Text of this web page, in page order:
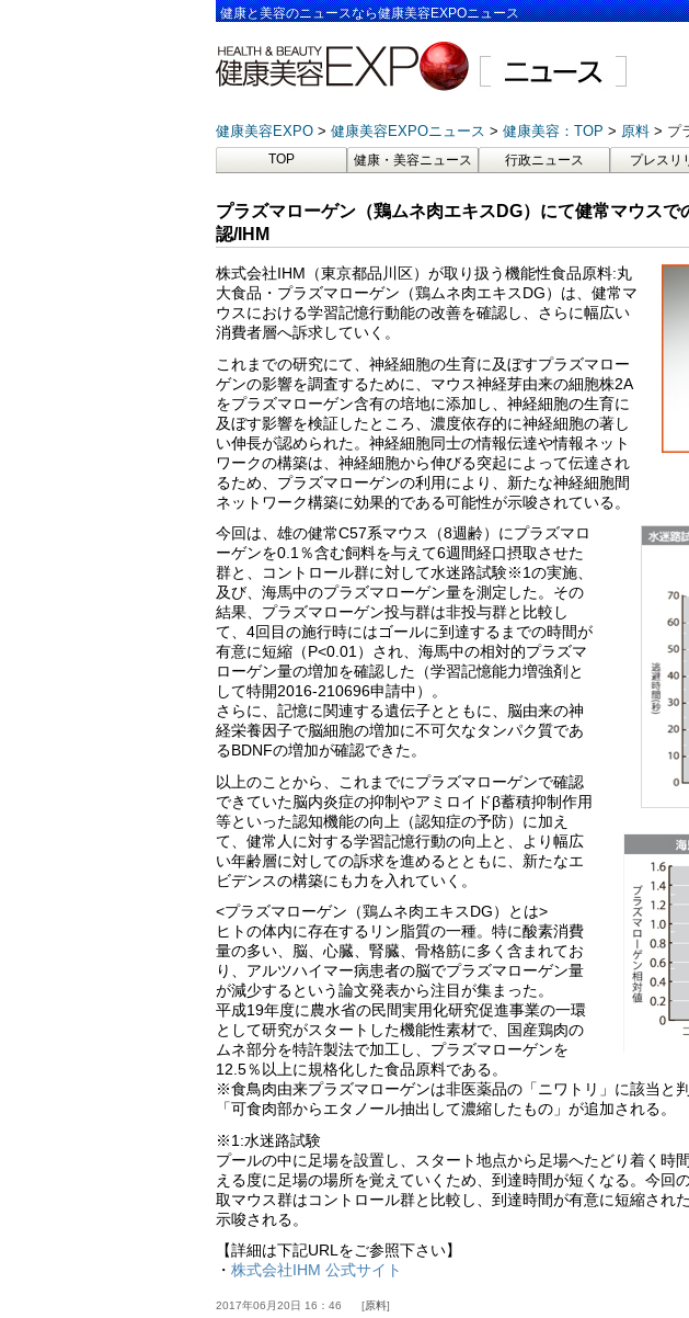
健康と美容のニュースなら健康美容EXPOニュース
健康美容EXPO 健康美容EXPOニュース 健康美容：TOP 原料 プ
TOP 健康・美容ニュース 行政ニュース プレスリ
プラズマローゲン（鶏ムネ肉エキスDG）にて健常マウスで
認/IHM
株式会社IHM（東京都品川区）が取り扱う機能性食品原料:丸
大食品・プラズマローゲン（鶏ムネ肉エキスDG）は、健常マ
ウスにおける学習記憶行動能の改善を確認し、さらに幅広い
消費者層へ訴求していく。
これまでの研究にて、神経細胞の生育に及ぼすプラズマロー
ゲンの影響を調査するために、マウス神経芽由来の細胞株2A
をプラズマローゲン含有の培地に添加し、神経細胞の生育に
及ぼす影響を検証したところ、濃度依存的に神経細胞の著し
い伸長が認められた。神経細胞同士の情報伝達や情報ネット
ワークの構築は、神経細胞から伸びる突起によって伝達され
るため、プラズマローゲンの利用により、新たな神経細胞間
ネットワーク構築に効果的である可能性が示唆されている。
今回は、雄の健常C57系マウス（8週齢）にプラズマロ
ーゲンを0.1％含む飼料を与えて6週間経口摂取させた
群と、コントロール群に対して水迷路試験※1の実施、
及び、海馬中のプラズマローゲン量を測定した。その
結果、プラズマローゲン投与群は非投与群と比較し
て、4回目の施行時にはゴールに到達するまでの時間が
有意に短縮（P<0.01）され、海馬中の相対的プラズマ
ローゲン量の増加を確認した（学習記憶能力増強剤と
して特開2016-210696申請中）。
さらに、記憶に関連する遺伝子とともに、脳由来の神
経栄養因子で脳細胞の増加に不可欠なタンパク質であ
るBDNFの増加が確認できた。
以上のことから、これまでにプラズマローゲンで確認
できていた脳内炎症の抑制やアミロイドβ蓄積抑制作用
等といった認知機能の向上（認知症の予防）に加え
て、健常人に対する学習記憶行動の向上と、より幅広
い年齢層に対しての訴求を進めるとともに、新たなエ
ビデンスの構築にも力を入れていく。
<プラズマローゲン（鶏ムネ肉エキスDG）とは>
ヒトの体内に存在するリン脂質の一種。特に酸素消費
量の多い、脳、心臓、腎臓、骨格筋に多く含まれてお
り、アルツハイマー病患者の脳でプラズマローゲン量
が減少するという論文発表から注目が集まった。
平成19年度に農水省の民間実用化研究促進事業の一環
として研究がスタートした機能性素材で、国産鶏肉の
ムネ部分を特許製法で加工し、プラズマローゲンを
12.5％以上に規格化した食品原料である。
※食鳥肉由来プラズマローゲンは非医薬品の「ニワトリ」に該当と
「可食肉部からエタノール抽出して濃縮したもの」が追加される。
※1:水迷路試験
プールの中に足場を設置し、スタート地点から足場へたどり着く時
える度に足場の場所を覚えていくため、到達時間が短くなる。今回
取マウス群はコントロール群と比較し、到達時間が有意に短縮され
示唆される。
【詳細は下記URLをご参照下さい】
・ 株式会社IHM 公式サイト
2017年06月20日 16：46 原料